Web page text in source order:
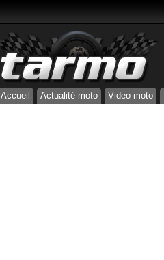
Accueil Actualité moto Video moto